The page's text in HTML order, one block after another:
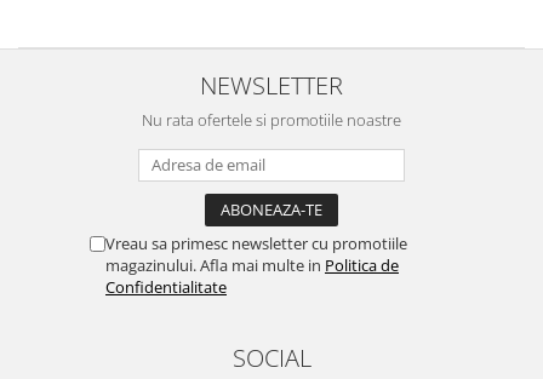
NEWSLETTER
Nu rata ofertele si promotiile noastre
Vreau sa primesc newsletter cu promotiile
magazinului. Afla mai multe in Politica de
Confidentialitate
SOCIAL